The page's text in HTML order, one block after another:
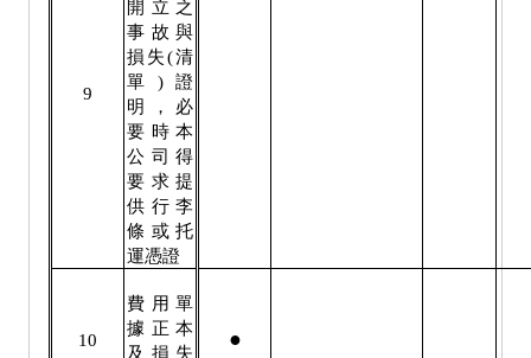
9
開立之
事故與
損失(清
單 )證
明，必
要時本
公司得
要求提
供行李
條或托
運憑證
10
費用單
據正本
及損失
●